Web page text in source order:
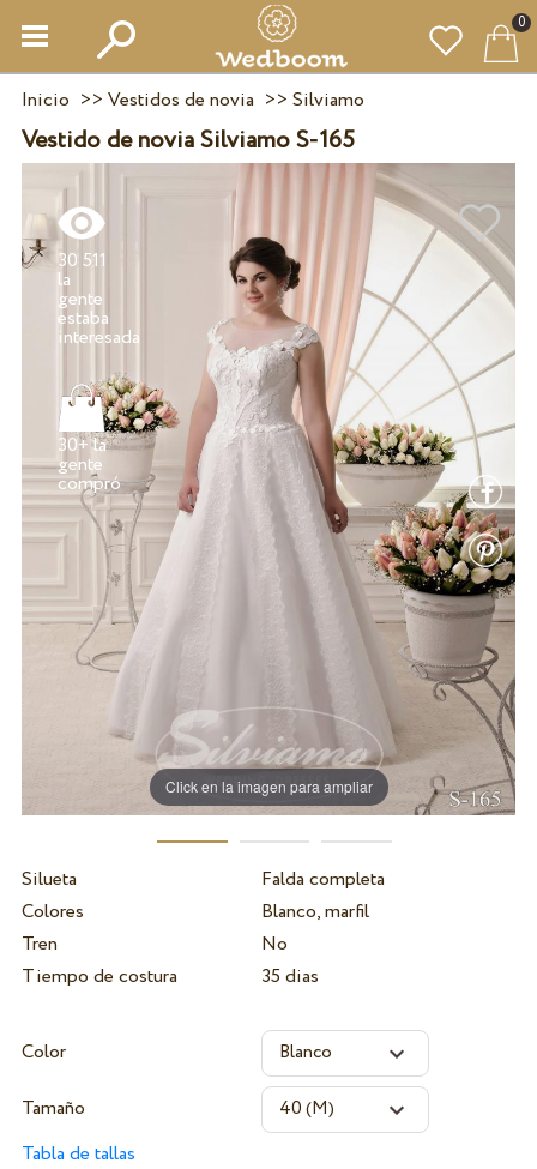
0
Inicio >> Vestidos de novia >> Silviamo
Vestido de novia Silviamo S-165
Click en la imagen para ampliar
30 511
la
gente
estaba
30+ la
gente
compró
Silueta
Falda completa
Colores
Blanco, marfil
Tren
No
Tiempo de costura
35 dias
Color
Tamaño
Tabla de tallas